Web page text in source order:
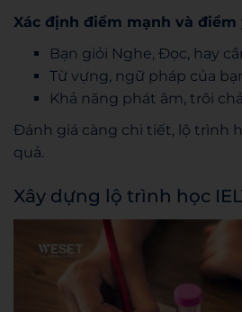
Xác định điểm mạnh và điểm
Bạn giỏi Nghe, Đọc, hay
Từ vựng, ngữ pháp của
Khả năng phát âm, trôi
Đánh giá càng chi tiết, lộ trình
quả.
Xây dựng lộ trình học